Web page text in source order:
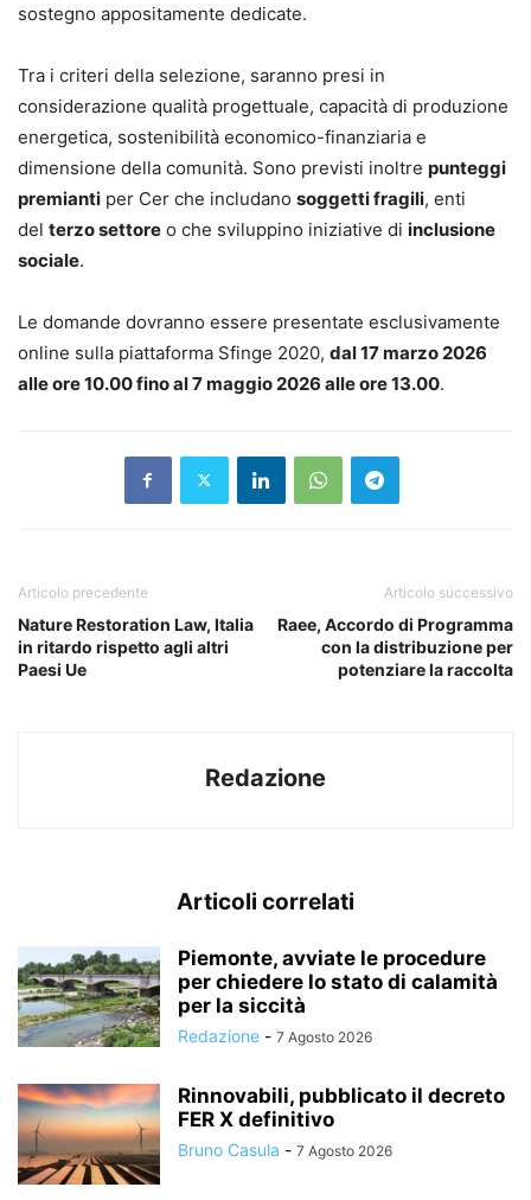
sostegno appositamente dedicate.
Tra i criteri della selezione, saranno presi in
considerazione qualità progettuale, capacità di produzione
energetica, sostenibilità economico-finanziaria e
dimensione della comunità. Sono previsti inoltre punteggi
premianti per Cer che includano soggetti fragili, enti
del terzo settore o che sviluppino iniziative di inclusione
sociale.
Le domande dovranno essere presentate esclusivamente
online sulla piattaforma Sfinge 2020, dal 17 marzo 2026
alle ore 10.00 fino al 7 maggio 2026 alle ore 13.00.
Articolo precedente
Nature Restoration Law, Italia
in ritardo rispetto agli altri
Paesi Ue
Articolo successivo
Raee, Accordo di Programma
con la distribuzione per
potenziare la raccolta
Redazione
Articoli correlati
Piemonte, avviate le procedure
per chiedere lo stato di calamità
per la siccità
Redazione - 7 Agosto 2026
Rinnovabili, pubblicato il decreto
FER X definitivo
Bruno Casula - 7 Agosto 2026